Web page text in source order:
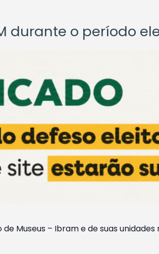
durante o período
Museus – Ibram e de suas